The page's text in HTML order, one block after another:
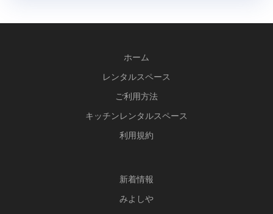
o
o
k
ホーム
レンタルスペース
ご利用方法
キッチンレンタルスペース
利用規約
新着情報
みよしや